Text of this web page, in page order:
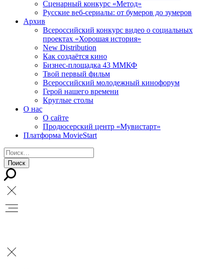
Сценарный конкурс «Метод»
Русские веб-сериалы: от бумеров до зумеров
Архив
Всероссийский конкурс видео о социальных
проектах «Хорошая история»
New Distribution
Как создаётся кино
Бизнес-площадка 43 ММКФ
Твой первый фильм
Всероссийский молодежный кинофорум
Герой нашего времени
Круглые столы
О нас
О сайте
Продюсерский центр «Мувистарт»
Платформа MovieStart